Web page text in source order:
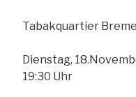
Tabakquartier
Dienstag,
19:30 Uhr